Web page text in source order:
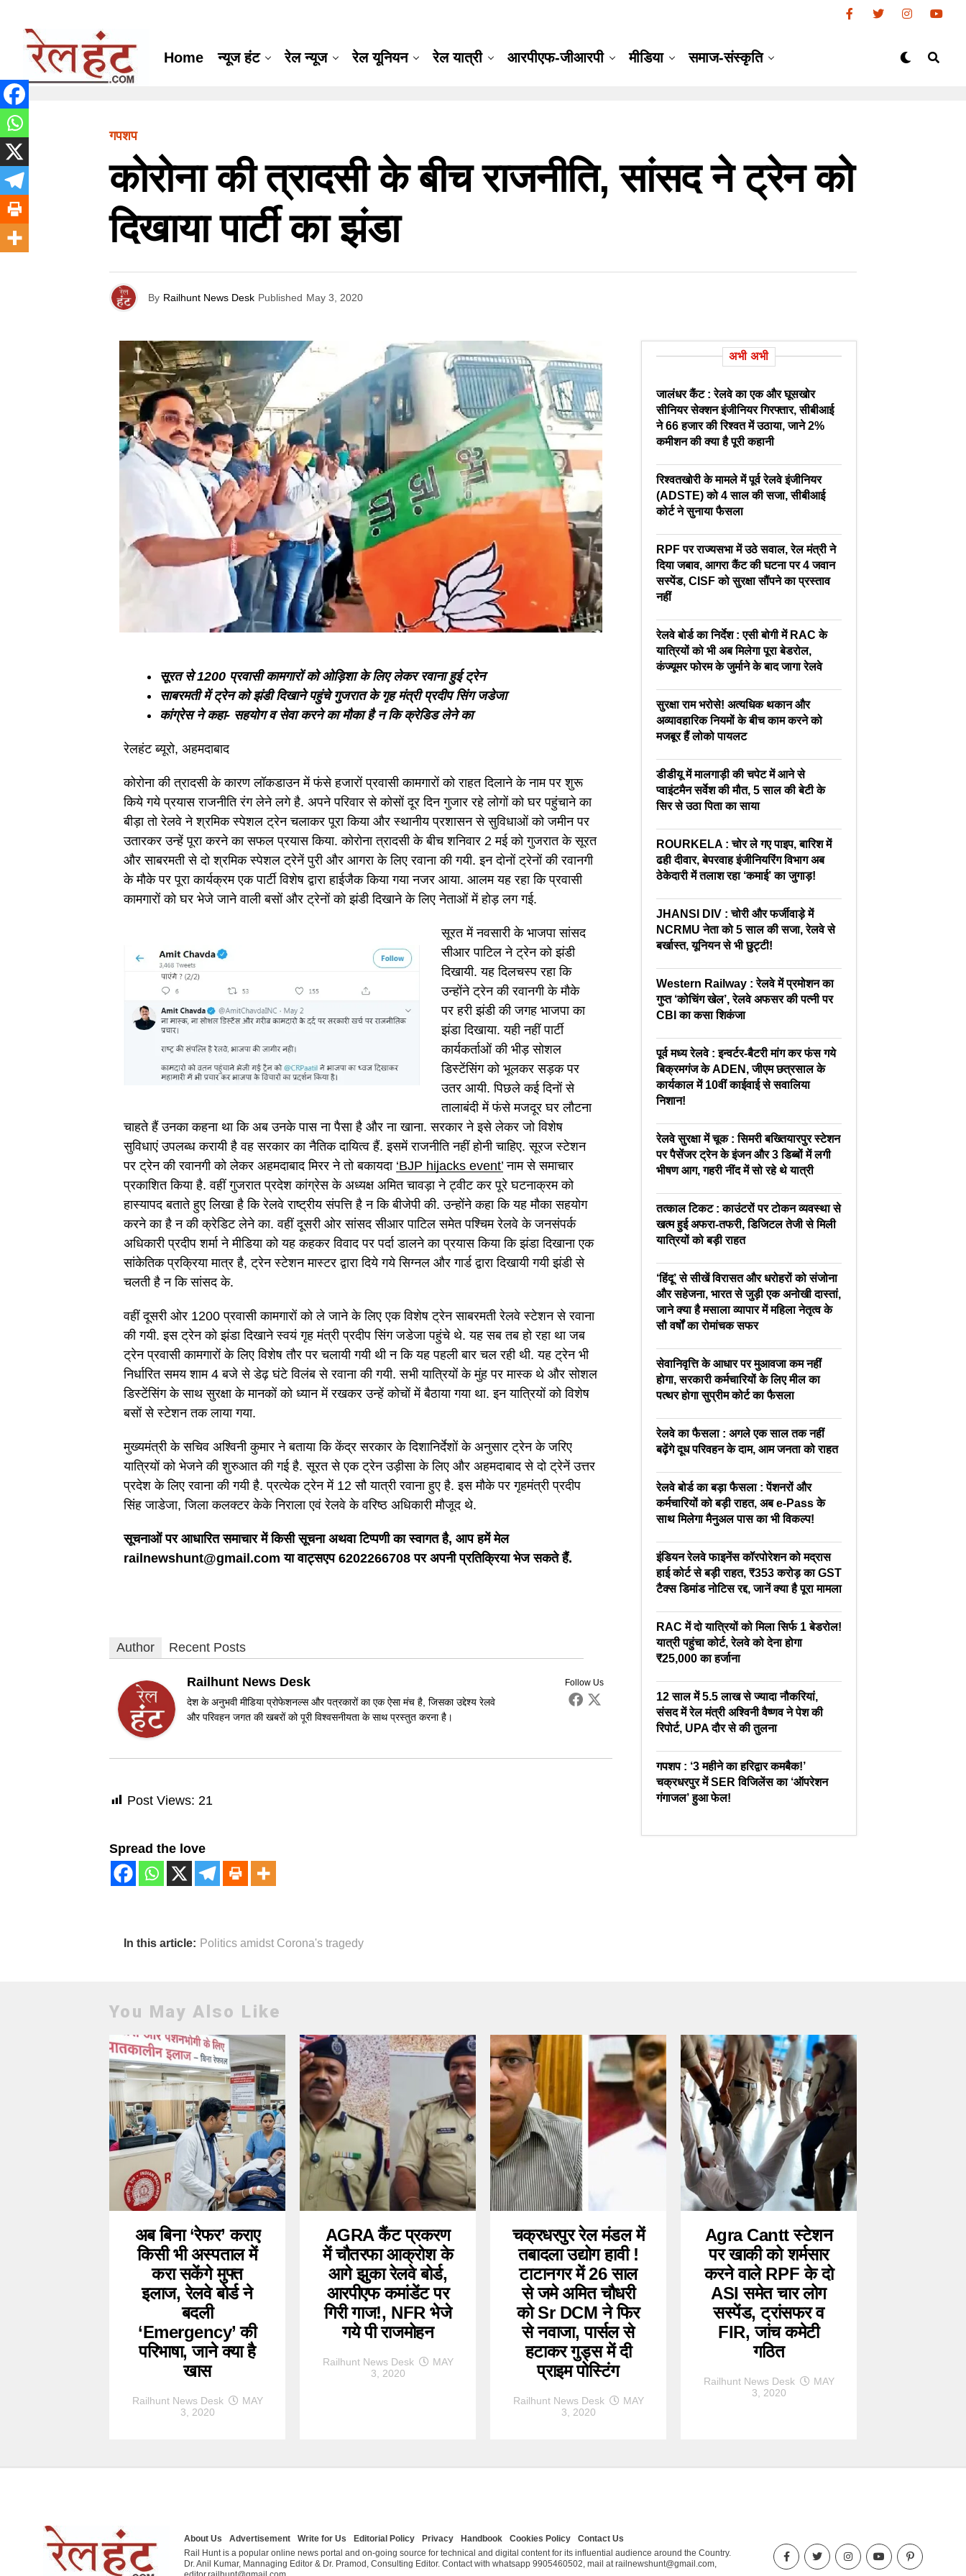
Home न्यूज हंट रेल न्यूज रेल यूनियन रेल यात्री आरपीएफ-जीआरपी मीडिया समाज-संस्कृति
गपशप
कोरोना की त्रादसी के बीच राजनीति, सांसद ने ट्रेन को
दिखाया पार्टी का झंडा
By Railhunt News Desk Published May 3, 2020
सूरत से 1200 प्रवासी कामगारों को ओड़िशा के लिए लेकर रवाना हुई ट्रेन
साबरमती में ट्रेन को झंडी दिखाने पहुंचे गुजरात के गृह मंत्री प्रदीप सिंग जडेजा
कांग्रेस ने कहा- सहयोग व सेवा करने का मौका है न कि क्रेडिड लेने का
रेलहंट ब्यूरो, अहमदाबाद
कोरोना की त्रादसी के कारण लॉकडाउन में फंसे हजारों प्रवासी कामगारों को राहत दिलाने के नाम पर शुरू
किये गये प्रयास राजनीति रंग लेने लगे है. अपने परिवार से कोसों दूर दिन गुजार रहे लोगों को घर पहुंचाने का
बीड़ा तो रेलवे ने श्रमिक स्पेशल ट्रेन चलाकर पूरा किया और स्थानीय प्रशासन से सुविधाओं को जमीन पर
उतारकर उन्हें पूरा करने का सफल प्रयास किया. कोरोना त्रादसी के बीच शनिवार 2 मई को गुजरात के सूरत
और साबरमती से दो श्रमिक स्पेशल ट्रेनें पुरी और आगरा के लिए रवाना की गयी. इन दोनों ट्रेनों की रवानगी
के मौके पर पूरा कार्यक्रम एक पार्टी विशेष द्वारा हाईजैक किया गया नजर आया. आलम यह रहा कि प्रवासी
कामगारों को घर भेजे जाने वाली बसों और ट्रेनों को झंडी दिखाने के लिए नेताओं में होड़ लग गई.
सूरत में नवसारी के भाजपा सांसद
सीआर पाटिल ने ट्रेन को झंडी
दिखायी. यह दिलचस्प रहा कि
उन्होंने ट्रेन की रवानगी के मौके
पर हरी झंडी की जगह भाजपा का
झंडा दिखाया. यही नहीं पार्टी
कार्यकर्ताओं की भीड़ सोशल
डिस्टेंसिंग को भूलकर सड़क पर
उतर आयी. पिछले कई दिनों से
तालाबंदी में फंसे मजदूर घर लौटना
चाहते हैं उनका कहना था कि अब उनके पास ना पैसा है और ना खाना. सरकार ने इसे लेकर जो विशेष
सुविधाएं उपलब्ध करायी है वह सरकार का नैतिक दायित्व हैं. इसमें राजनीति नहीं होनी चाहिए. सूरज स्टेशन
पर ट्रेन की रवानगी को लेकर अहमदाबाद मिरर ने तो बकायदा ‘BJP hijacks event’ नाम से समाचार
प्रकाशित किया है. वहीं गुजरात प्रदेश कांग्रेस के अध्यक्ष अमित चावड़ा ने ट्वीट कर पूरे घटनाक्रम को
हास्यापद बताते हुए लिखा है कि रेलवे राष्ट्रीय संपत्ति है न कि बीजेपी की. उन्होंने कहा कि यह मौका सहयोग
करने का है न की क्रेडिट लेने का. वहीं दूसरी ओर सांसद सीआर पाटिल समेत पश्चिम रेलवे के जनसंपर्क
अधिकारी प्रदीप शर्मा ने मीडिया को यह कहकर विवाद पर पर्दा डालने का प्रयास किया कि झंडा दिखाना एक
सांकेतिक प्रक्रिया मात्र है, ट्रेन स्टेशन मास्टर द्वारा दिये गये सिग्नल और गार्ड द्वारा दिखायी गयी झंडी से
चलती है न कि सांसद के.
वहीं दूसरी ओर 1200 प्रवासी कामगारों को ले जाने के लिए एक विशेष ट्रेन साबरमती रेलवे स्टेशन से रवाना
की गयी. इस ट्रेन को झंडा दिखाने स्वयं गृह मंत्री प्रदीप सिंग जडेजा पहुंचे थे. यह सब तब हो रहा था जब
ट्रेन प्रवासी कामगारों के लिए विशेष तौर पर चलायी गयी थी न कि यह पहली बार चल रही थी. यह ट्रेन भी
निर्धारित समय शाम 4 बजे से डेढ़ घंटे विलंब से रवाना की गयी. सभी यात्रियों के मुंह पर मास्क थे और सोशल
डिस्टेंसिंग के साथ सुरक्षा के मानकों को ध्यान में रखकर उन्हें कोचों में बैठाया गया था. इन यात्रियों को विशेष
बसों से स्टेशन तक लाया गया.
मुख्यमंत्री के सचिव अश्विनी कुमार ने बताया कि केंद्र सरकार के दिशानिर्देशों के अनुसार ट्रेन के जरिए
यात्रियों को भेजने की शुरुआत की गई है. सूरत से एक ट्रेन उड़ीसा के लिए और अहमदाबाद से दो ट्रेनें उत्तर
प्रदेश के लिए रवाना की गयी है. प्रत्येक ट्रेन में 12 सौ यात्री रवाना हुए है. इस मौके पर गृहमंत्री प्रदीप
सिंह जाडेजा, जिला कलक्टर केके निराला एवं रेलवे के वरिष्ठ अधिकारी मौजूद थे.
सूचनाओं पर आधारित समाचार में किसी सूचना अथवा टिप्पणी का स्वागत है, आप हमें मेल
railnewshunt@gmail.com या वाट्सएप 6202266708 पर अपनी प्रतिक्रिया भेज सकते हैं.
Author Recent Posts
Follow Us
Railhunt News Desk
देश के अनुभवी मीडिया प्रोफेशनल्स और पत्रकारों का एक ऐसा मंच है, जिसका उद्देश्य रेलवे
और परिवहन जगत की खबरों को पूरी विश्वसनीयता के साथ प्रस्तुत करना है।
Post Views: 21
Spread the love
In this article: Politics amidst Corona's tragedy
अभी अभी
जालंधर कैंट : रेलवे का एक और घूसखोर
सीनियर सेक्शन इंजीनियर गिरफ्तार, सीबीआई
ने 66 हजार की रिश्वत में उठाया, जाने 2%
कमीशन की क्या है पूरी कहानी
रिश्वतखोरी के मामले में पूर्व रेलवे इंजीनियर
(ADSTE) को 4 साल की सजा, सीबीआई
कोर्ट ने सुनाया फैसला
RPF पर राज्यसभा में उठे सवाल, रेल मंत्री ने
दिया जबाव, आगरा कैंट की घटना पर 4 जवान
सस्पेंड, CISF को सुरक्षा सौंपने का प्रस्ताव
नहीं
रेलवे बोर्ड का निर्देश : एसी बोगी में RAC के
यात्रियों को भी अब मिलेगा पूरा बेडरोल,
कंज्यूमर फोरम के जुर्माने के बाद जागा रेलवे
सुरक्षा राम भरोसे! अत्यधिक थकान और
अव्यावहारिक नियमों के बीच काम करने को
मजबूर हैं लोको पायलट
डीडीयू में मालगाड़ी की चपेट में आने से
प्वाइंटमैन सर्वेश की मौत, 5 साल की बेटी के
सिर से उठा पिता का साया
ROURKELA : चोर ले गए पाइप, बारिश में
ढही दीवार, बेपरवाह इंजीनियरिंग विभाग अब
ठेकेदारी में तलाश रहा ‘कमाई’ का जुगाड़!
JHANSI DIV : चोरी और फर्जीवाड़े में
NCRMU नेता को 5 साल की सजा, रेलवे से
बर्खास्त, यूनियन से भी छुट्टी!
Western Railway : रेलवे में प्रमोशन का
गुप्त ‘कोचिंग खेल’, रेलवे अफसर की पत्नी पर
CBI का कसा शिकंजा
पूर्व मध्य रेलवे : इन्वर्टर-बैटरी मांग कर फंस गये
बिक्रमगंज के ADEN, जीएम छत्रसाल के
कार्यकाल में 10वीं काईवाई से सवालिया
निशान!
रेलवे सुरक्षा में चूक : सिमरी बख्तियारपुर स्टेशन
पर पैसेंजर ट्रेन के इंजन और 3 डिब्बों में लगी
भीषण आग, गहरी नींद में सो रहे थे यात्री
तत्काल टिकट : काउंटरों पर टोकन व्यवस्था से
खत्म हुई अफरा-तफरी, डिजिटल तेजी से मिली
यात्रियों को बड़ी राहत
‘हिंदू’ से सीखें विरासत और धरोहरों को संजोना
और सहेजना, भारत से जुड़ी एक अनोखी दास्तां,
जाने क्या है मसाला व्यापार में महिला नेतृत्व के
सौ वर्षों का रोमांचक सफर
सेवानिवृत्ति के आधार पर मुआवजा कम नहीं
होगा, सरकारी कर्मचारियों के लिए मील का
पत्थर होगा सुप्रीम कोर्ट का फैसला
रेलवे का फैसला : अगले एक साल तक नहीं
बढ़ेंगे दूध परिवहन के दाम, आम जनता को राहत
रेलवे बोर्ड का बड़ा फैसला : पेंशनरों और
कर्मचारियों को बड़ी राहत, अब e-Pass के
साथ मिलेगा मैनुअल पास का भी विकल्प!
इंडियन रेलवे फाइनेंस कॉरपोरेशन को मद्रास
हाई कोर्ट से बड़ी राहत, ₹353 करोड़ का GST
टैक्स डिमांड नोटिस रद्द, जानें क्या है पूरा मामला
RAC में दो यात्रियों को मिला सिर्फ 1 बेडरोल!
यात्री पहुंचा कोर्ट, रेलवे को देना होगा
₹25,000 का हर्जाना
12 साल में 5.5 लाख से ज्यादा नौकरियां,
संसद में रेल मंत्री अश्विनी वैष्णव ने पेश की
रिपोर्ट, UPA दौर से की तुलना
गपशप : ‘3 महीने का हरिद्वार कमबैक!’
चक्रधरपुर में SER विजिलेंस का ‘ऑपरेशन
गंगाजल’ हुआ फेल!
You May Also Like
अब बिना ‘रेफर’ कराए
किसी भी अस्पताल में
करा सकेंगे मुफ्त
इलाज, रेलवे बोर्ड ने
बदली
‘Emergency’ की
परिभाषा, जाने क्या है
खास
Railhunt News Desk
MAY
3, 2020
AGRA कैंट प्रकरण
में चौतरफा आक्रोश के
आगे झुका रेलवे बोर्ड,
आरपीएफ कमांडेंट पर
गिरी गाज!, NFR भेजे
गये पी राजमोहन
Railhunt News Desk
MAY
3, 2020
चक्रधरपुर रेल मंडल में
तबादला उद्योग हावी !
टाटानगर में 26 साल
से जमे अमित चौधरी
को Sr DCM ने फिर
से नवाजा, पार्सल से
हटाकर गुड्स में दी
प्राइम पोस्टिंग
Railhunt News Desk
MAY
3, 2020
Agra Cantt स्टेशन
पर खाकी को शर्मसार
करने वाले RPF के दो
ASI समेत चार लोग
सस्पेंड, ट्रांसफर व
FIR, जांच कमेटी
गठित
Railhunt News Desk
MAY
3, 2020
About Us Advertisement Write for Us Editorial Policy Privacy Handbook Cookies Policy
Contact Us
Rail Hunt is a popular online news portal and on-going source for technical and digital content for its influential audience around the Country.
Dr. Anil Kumar, Mannaging Editor & Dr. Pramod, Consulting Editor. Contact with whatsapp 9905460502, mail at railnewshunt@gmail.com,